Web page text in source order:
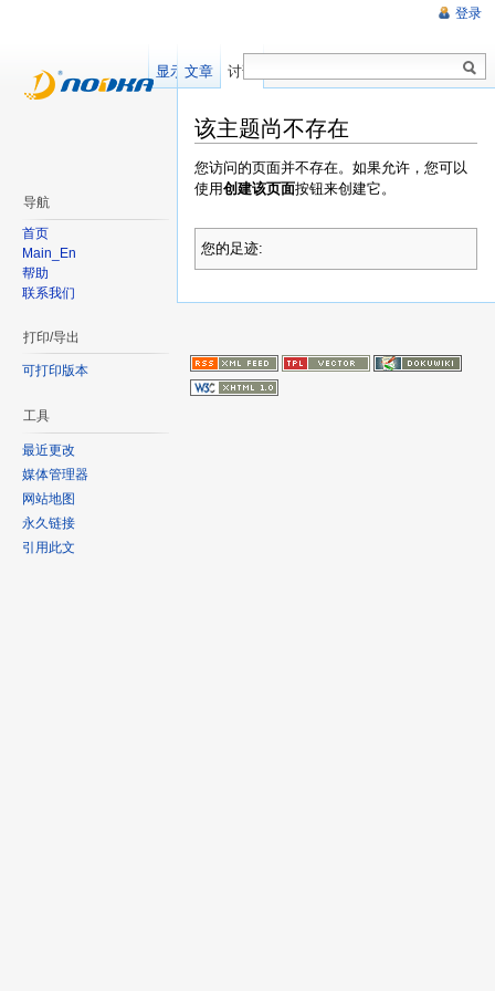
该主题尚不存在
您访问的页面并不存在。如果允许，您可以
使用创建该页面按钮来创建它。
您的足迹:
登录
文章 讨论
显示源文件
导航
首页
Main_En
帮助
联系我们
打印/导出
可打印版本
工具
最近更改
媒体管理器
网站地图
永久链接
引用此文